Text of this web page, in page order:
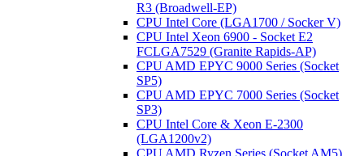
R3 (Broadwell-EP)
CPU Intel Core (LGA1700 / Socker V)
CPU Intel Xeon 6900 - Socket E2
FCLGA7529 (Granite Rapids-AP)
CPU AMD EPYC 9000 Series (Socket
SP5)
CPU AMD EPYC 7000 Series (Socket
SP3)
CPU Intel Core & Xeon E-2300
(LGA1200v2)
CPU AMD Ryzen Series (Socket AM5)